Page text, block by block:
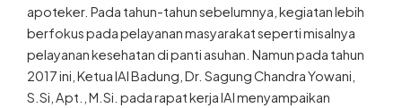
apoteker. Pada tahun-tahun sebelumnya, kegiatan lebih
berfokus pada pelayanan masyarakat seperti misalnya
pelayanan kesehatan di panti asuhan. Namun pada tahun
2017 ini, Ketua IAI Badung, Dr. Sagung Chandra Yowani,
S.Si, Apt., M.Si. pada rapat kerja IAI menyampaikan